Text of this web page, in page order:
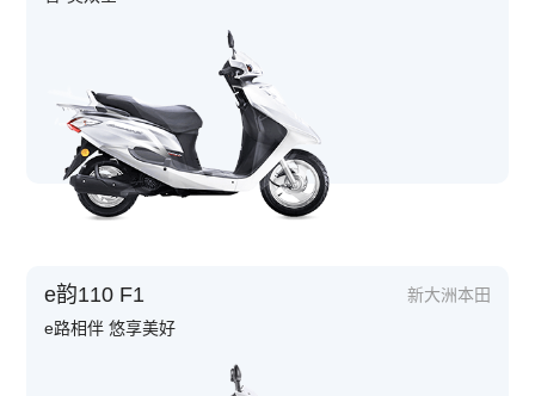
e韵110 F1
新大洲本田
e路相伴 悠享美好